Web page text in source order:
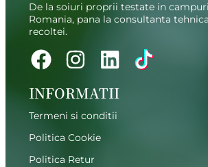
De la soiuri proprii testate in
Romania, pana la consultanta
recoltei.
INFORMATII
Termeni si conditii
Politica Cookie
Politica Retur